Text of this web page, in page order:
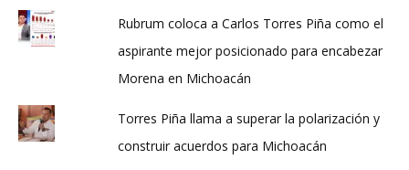
Rubrum coloca a Carlos Torres Piña como el
aspirante mejor posicionado para encabezar
Morena en Michoacán
Torres Piña llama a superar la polarización y
construir acuerdos para Michoacán